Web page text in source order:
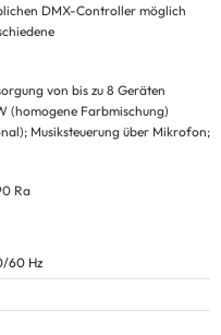
DMX-Controller möglich
von bis zu 8 Geräten
(homogene Farbmischung)
Musiksteuerung über Mikrofon;
Ra
60 Hz